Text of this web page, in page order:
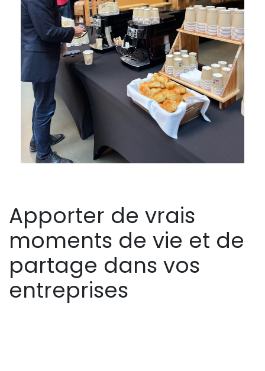
Apporter de vrais
moments de vie et de
partage dans vos
entreprises